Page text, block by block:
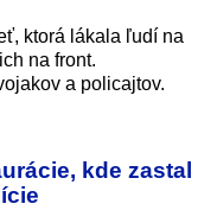
ktorá lákala ľudí na
na front.
a policajtov.
kde zastal